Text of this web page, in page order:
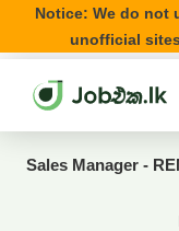
Notice: We do not
unofficial
Sales Manager -